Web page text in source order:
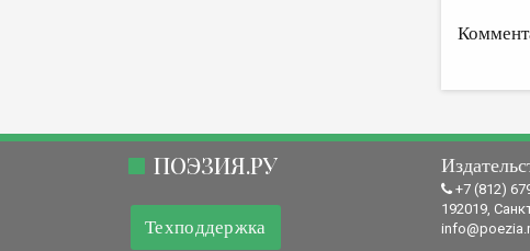
ПОЭЗИЯ.РУ
Техподдержка
+7 (812)
192019,